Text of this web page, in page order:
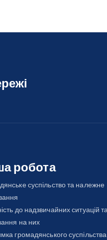
робота
суспільство та належне
до надзвичайних ситуацій
на них
громадянського суспільства